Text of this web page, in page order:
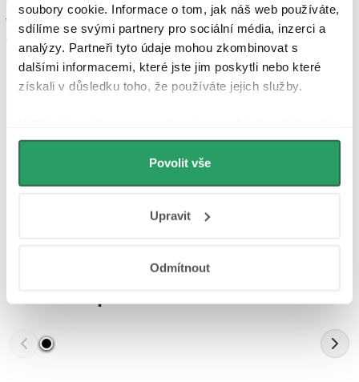
soubory cookie. Informace o tom, jak náš web používáte,
sdílíme se svými partnery pro sociální média, inzerci a
analýzy. Partneři tyto údaje mohou zkombinovat s
dalšími informacemi, které jste jim poskytli nebo které
získali v důsledku toho, že používáte jejich služby.
můžeme používat cookies pro analytiku a
personalizovanou reklamu. Jak Google zpracovává
osobní údaje najdete na stránkách
Povolit vše
Upravit
Odmítnout
variantu, vždy je důležité dbát na kvalitu a spolehlivost, kterou
umyvadlové baterie značky CERANO poskytují.
Diskuse
Další inspirace